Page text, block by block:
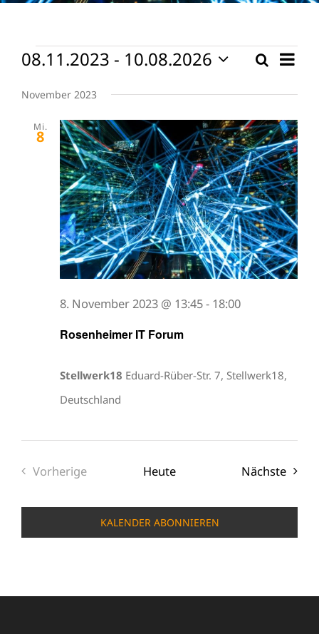
Veranstaltungen
Suche
Suche
Liste
08.11.2023 - 10.08.2026
wählen.
November 2023
Mi.
8
Rosenheimer IT Forum
8. November 2023 @ 13:45- 18:00
Stellwerk18 Eduard-Rüber-Str. 7, Stellwerk18,
Deutschland
Vorherige
Heute Nächste
KALENDER ABONNIEREN